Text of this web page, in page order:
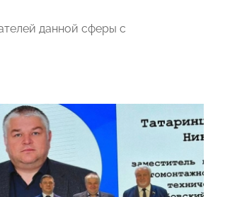
данной сферы с